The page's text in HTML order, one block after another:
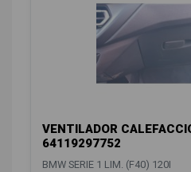
VENTILADOR
64119297752
BMW SERIE 1 LIM. (F40) 120I